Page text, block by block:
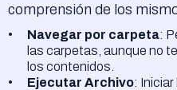
comprensión de los
Navegar por carpeta:
las carpetas, aunque no
los contenidos.
Ejecutar Archivo: Iniciar